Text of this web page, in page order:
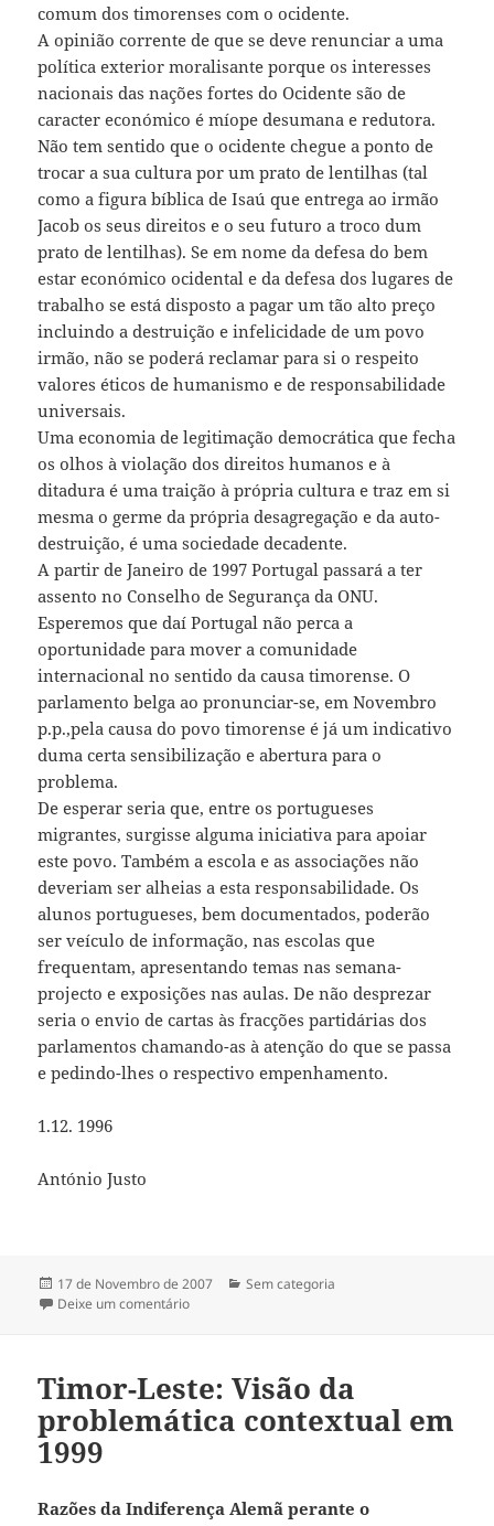
comum dos timorenses com o ocidente.
A opinião corrente de que se deve renunciar a uma
política exterior moralisante porque os interesses
nacionais das nações fortes do Ocidente são de
caracter económico é míope desumana e redutora.
Não tem sentido que o ocidente chegue a ponto de
trocar a sua cultura por um prato de lentilhas (tal
como a figura bíblica de Isaú que entrega ao irmão
Jacob os seus direitos e o seu futuro a troco dum
prato de lentilhas). Se em nome da defesa do bem
estar económico ocidental e da defesa dos lugares de
trabalho se está disposto a pagar um tão alto preço
incluindo a destruição e infelicidade de um povo
irmão, não se poderá reclamar para si o respeito
valores éticos de humanismo e de responsabilidade
universais.
Uma economia de legitimação democrática que fecha
os olhos à violação dos direitos humanos e à
ditadura é uma traição à própria cultura e traz em si
mesma o germe da própria desagregação e da auto-
destruição, é uma sociedade decadente.
A partir de Janeiro de 1997 Portugal passará a ter
assento no Conselho de Segurança da ONU.
Esperemos que daí Portugal não perca a
oportunidade para mover a comunidade
internacional no sentido da causa timorense. O
parlamento belga ao pronunciar-se, em Novembro
p.p.,pela causa do povo timorense é já um indicativo
duma certa sensibilização e abertura para o
problema.
De esperar seria que, entre os portugueses
migrantes, surgisse alguma iniciativa para apoiar
este povo. Também a escola e as associações não
deveriam ser alheias a esta responsabilidade. Os
alunos portugueses, bem documentados, poderão
ser veículo de informação, nas escolas que
frequentam, apresentando temas nas semana-
projecto e exposições nas aulas. De não desprezar
seria o envio de cartas às fracções partidárias dos
parlamentos chamando-as à atenção do que se passa
e pedindo-lhes o respectivo empenhamento.
1.12. 1996
António Justo
Publicado
a
17 de Novembro de 2007 Categorias
Sem categoria
Deixe um comentário
Timor-Leste: Visão da
problemática contextual em
1999
Razões da Indiferença Alemã perante o